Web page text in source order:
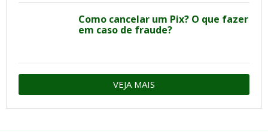
Como cancelar um Pix? O que fazer
em caso de fraude?
VEJA MAIS